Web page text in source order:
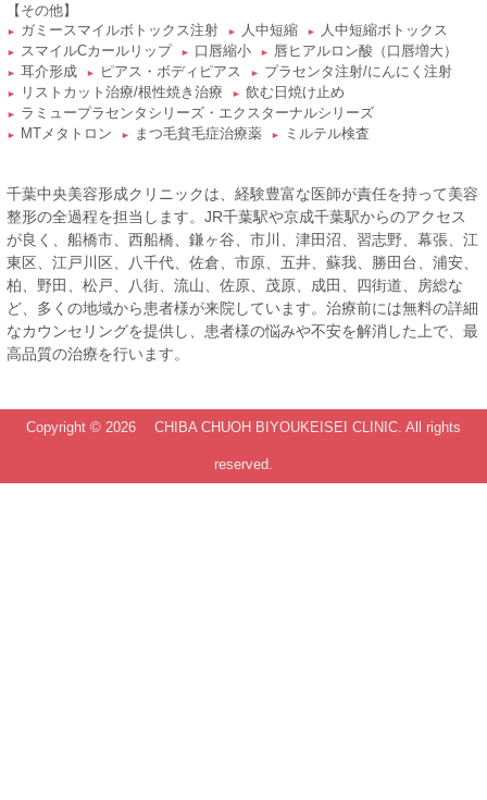
【その他】
► ガミースマイルボトックス注射 ► 人中短縮 ► 人中短縮ボトックス
► スマイルCカールリップ ► 口唇縮小 ► 唇ヒアルロン酸（口唇増大）
► 耳介形成 ► ピアス・ボディピアス ► プラセンタ注射/にんにく注射
► リストカット治療/根性焼き治療 ► 飲む日焼け止め
► ラミュープラセンタシリーズ・エクスターナルシリーズ
► MTメタトロン ► まつ毛貧毛症治療薬 ► ミルテル検査
千葉中央美容形成クリニックは、経験豊富な医師が責任を持って美容
整形の全過程を担当します。JR千葉駅や京成千葉駅からのアクセス
が良く、船橋市、西船橋、鎌ヶ谷、市川、津田沼、習志野、幕張、江
東区、江戸川区、八千代、佐倉、市原、五井、蘇我、勝田台、浦安、
柏、野田、松戸、八街、流山、佐原、茂原、成田、四街道、房総な
ど、多くの地域から患者様が来院しています。治療前には無料の詳細
なカウンセリングを提供し、患者様の悩みや不安を解消した上で、最
高品質の治療を行います。
Copyright © 2026 CHIBA CHUOH BIYOUKEISEI CLINIC. All rights
reserved.